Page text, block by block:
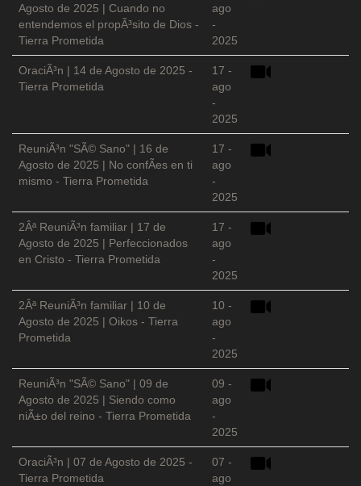
Agosto de 2025 | Cuando no
entendemos el propÃ³sito de Dios -
Tierra Prometida
ago
-
2025
OraciÃ³n | 14 de Agosto de 2025 -
Tierra Prometida
17 -
ago
-
2025
ReuniÃ³n "SÃ© Sano" | 16 de
Agosto de 2025 | No confÃ­es en ti
mismo - Tierra Prometida
17 -
ago
-
2025
2Âª ReuniÃ³n familiar | 17 de
Agosto de 2025 | Perfeccionados
en Cristo - Tierra Prometida
17 -
ago
-
2025
2Âª ReuniÃ³n familiar | 10 de
Agosto de 2025 | Oikos - Tierra
Prometida
10 -
ago
-
2025
ReuniÃ³n "SÃ© Sano" | 09 de
Agosto de 2025 | Siendo como
niÃ±o del reino - Tierra Prometida
09 -
ago
-
2025
OraciÃ³n | 07 de Agosto de 2025 -
Tierra Prometida
07 -
ago